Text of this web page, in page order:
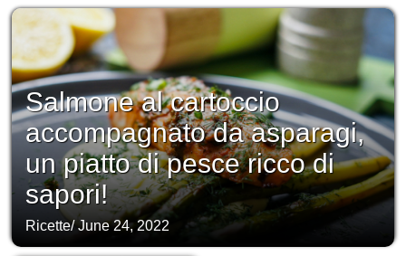
Salmone al cartoccio
accompagnato da asparagi,
un piatto di pesce ricco di
sapori!
Ricette/June 24, 2022